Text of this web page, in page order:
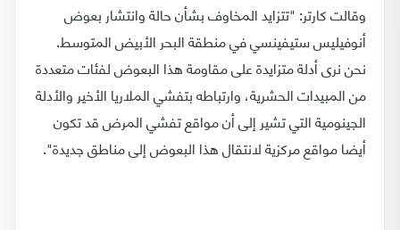
وقالت كارتر: "تتزايد المخاوف بشأن حالة وانتشار بعوض
أنوفيليس ستيفينسي في منطقة البحر الأبيض المتوسط.
نحن نرى أدلة متزايدة على مقاومة هذا البعوض لفئات متعددة
من المبيدات الحشرية، وارتباطه بتفشي الملاريا الأخير والأدلة
الجينومية التي تشير إلى أن مواقع تفشي المرض قد تكون
أيضا مواقع مركزية لانتقال هذا البعوض إلى مناطق جديدة".